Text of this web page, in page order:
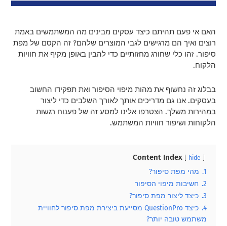
האם אי פעם תהיתם כיצד עסקים מבינים מה המשתמשים באמת
רוצים ואיך הם מרגישים לגבי המוצרים שלהם? זה הקסם של מפת
סיפור. זהו כלי שחורג מחזותיים כדי להבין באופן מקיף את חוויות
הלקוח.
בבלוג זה נחשוף את מהות מיפוי הסיפור ואת תפקידו החשוב
בעסקים. אנו גם מדריכים אותך לאורך השלבים כדי ליצור
במהירות משלך. הצטרפו אלינו למסע זה של פענוח רגשות
הלקוחות ושיפור חוויות המשתמש.
Content Index hide
1. מהי מפת סיפור?
2. חשיבות מיפוי הסיפור
3. כיצד ליצור מפת סיפור?
4.
כיצד QuestionPro מסייעת ביצירת מפת סיפור לחוויית
משתמש טובה יותר?